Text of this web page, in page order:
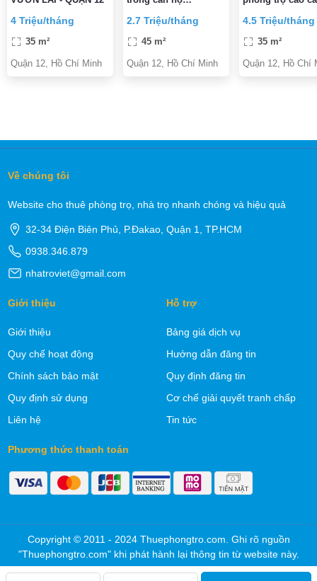
4 Triệu/tháng
35 m²
Quận 12, Hồ Chí Minh
Nhất, Q.12
2.7 Triệu/tháng
45 m²
Quận 12, Hồ Chí Minh
ngay mặt tiền
cư Q.12 Gò Vấp
4.5 Triệu/tháng
35 m²
Quận 12, Hồ Chí
Về chúng tôi
Website cho thuê phòng trọ, nhà trọ nhanh chóng và hiệu quả
32-34 Điện Biên Phủ, P.Đakao, Quận 1, TP.HCM
0938.346.879
nhatroviet@gmail.com
Giới thiệu
Giới thiệu
Quy chế hoạt động
Chính sách bảo mật
Quy định sử dụng
Liên hệ
Hỗ trợ
Bảng giá dịch vụ
Hướng dẫn đăng tin
Quy định đăng tin
Cơ chế giải quyết tranh chấp
Tin tức
Phương thức thanh toán
Copyright © 2011 - 2024 Thuephongtro.com. Ghi rõ nguồn
"Thuephongtro.com" khi phát hành lại thông tin từ website này.